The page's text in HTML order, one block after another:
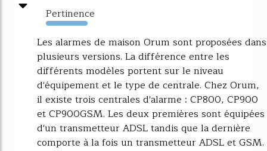
Pertinence
7717%
Les alarmes de maison Orum sont proposées dans
plusieurs versions. La différence entre les
différents modèles portent sur le niveau
d'équipement et le type de centrale. Chez Orum,
il existe trois centrales d'alarme : CP800, CP900
et CP900GSM. Les deux premières sont équipées
d'un transmetteur ADSL tandis que la dernière
comporte à la fois un transmetteur ADSL et GSM.